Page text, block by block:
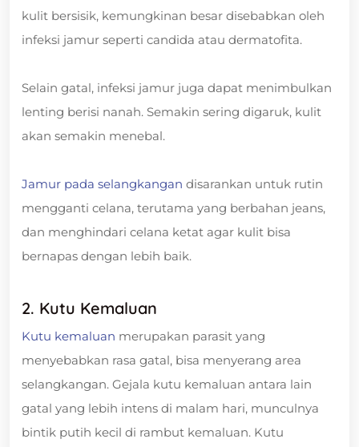
kulit bersisik, kemungkinan besar disebabkan oleh
infeksi jamur seperti candida atau dermatofita.
Selain gatal, infeksi jamur juga dapat menimbulkan
lenting berisi nanah. Semakin sering digaruk, kulit
akan semakin menebal.
Jamur pada selangkangan disarankan untuk rutin
mengganti celana, terutama yang berbahan jeans,
dan menghindari celana ketat agar kulit bisa
bernapas dengan lebih baik.
2. Kutu Kemaluan
Kutu kemaluan merupakan parasit yang
menyebabkan rasa gatal, bisa menyerang area
selangkangan. Gejala kutu kemaluan antara lain
gatal yang lebih intens di malam hari, munculnya
bintik putih kecil di rambut kemaluan. Kutu